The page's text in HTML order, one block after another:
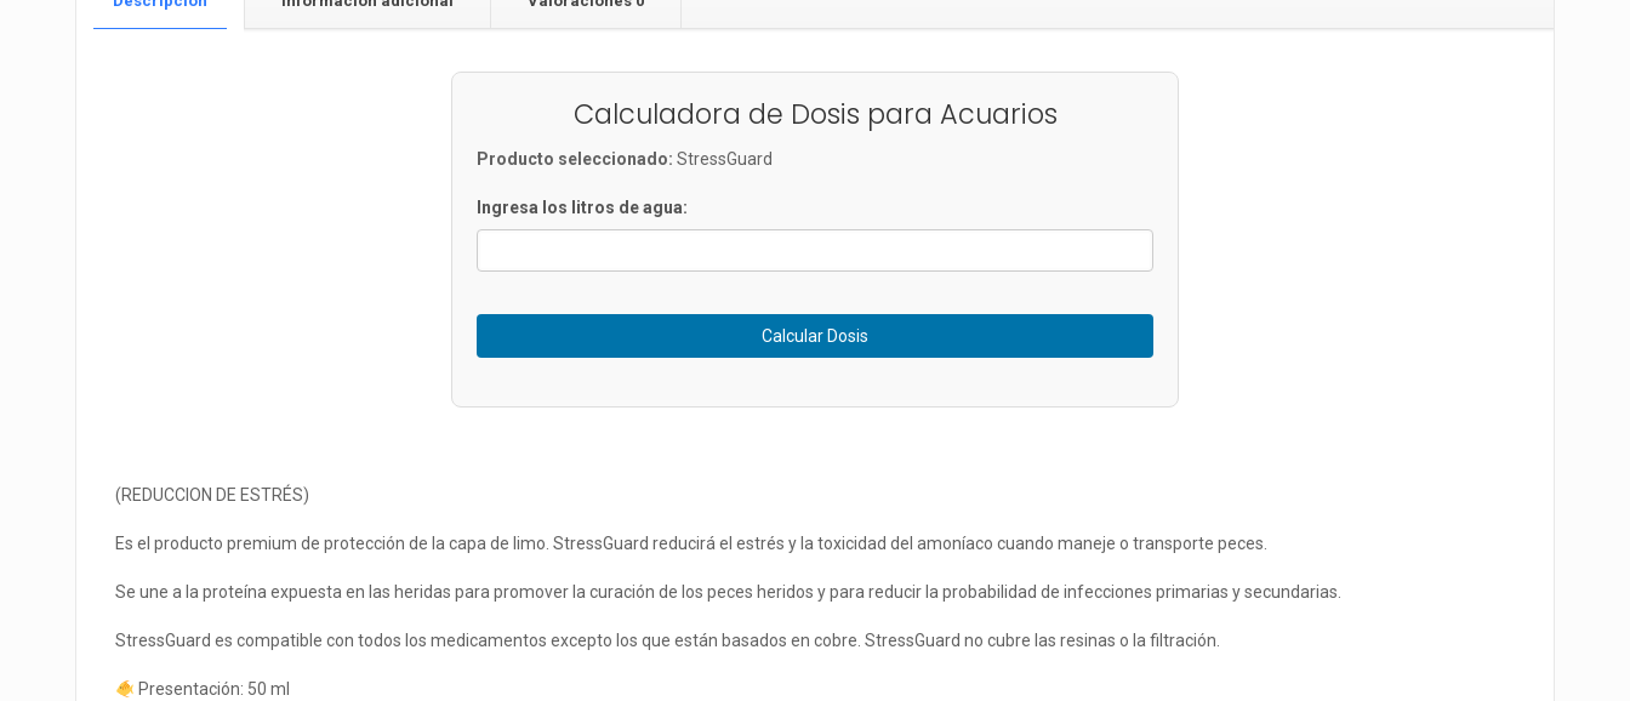
Calculadora de Dosis para Acuarios
Producto seleccionado: StressGuard
Ingresa los litros de agua:
Calcular Dosis
(REDUCCION DE ESTRÉS)
Es el producto premium de protección de la capa de limo. StressGuard reducirá el estrés y la toxicidad del amoníaco cuando maneje o transporte peces.
Se une a la proteína expuesta en las heridas para promover la curación de los peces heridos y para reducir la probabilidad de infecciones primarias y secundarias.
StressGuard es compatible con todos los medicamentos excepto los que están basados en cobre. StressGuard no cubre las resinas o la filtración.
Presentación: 50 ml